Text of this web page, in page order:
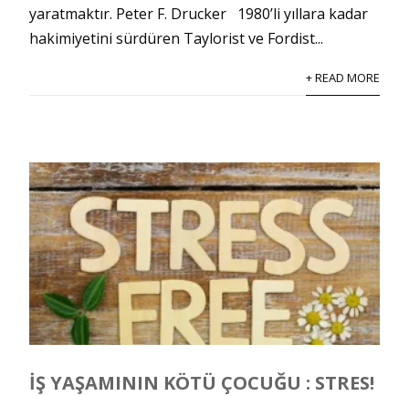
yaratmaktır. Peter F. Drucker 1980’li yıllara kadar
hakimiyetini sürdüren Taylorist ve Fordist...
+ READ MORE
İŞ YAŞAMININ KÖTÜ ÇOCUĞU : STRES!